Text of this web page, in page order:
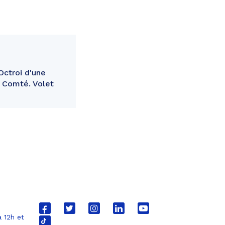
d'une
Comté. Volet
12h et
Lien
Lien
Lien
Lien
Lien